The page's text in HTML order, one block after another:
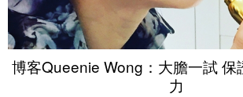
博客Queenie Wong：大膽一試 保
力